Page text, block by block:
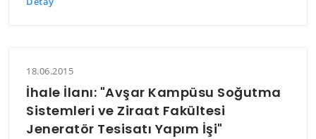
18.06.2015
İhale İlanı: "Avşar Kampüsu Soğutma
Sistemleri ve Ziraat Fakültesi
Jeneratör Tesisatı Yapım İşi"